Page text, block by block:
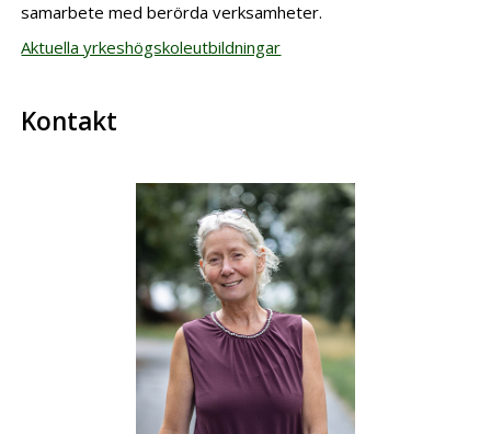
samarbete med berörda verksamheter.
Aktuella yrkeshögskoleutbildningar
Kontakt